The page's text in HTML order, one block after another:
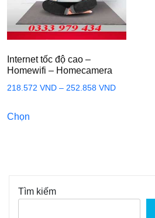
Internet tốc độ cao –
Homewifi – Homecamera
218.572 VND – 252.858 VNDKhoảng
Chọn
thể.
Tìm kiếm